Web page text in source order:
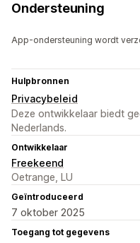
Ondersteuning
App-ondersteuning wordt
Hulpbronnen
Privacybeleid
Deze ontwikkelaar biedt
Nederlands.
Ontwikkelaar
Freekeend
Oetrange, LU
Geïntroduceerd
7 oktober 2025
Toegang tot gegevens